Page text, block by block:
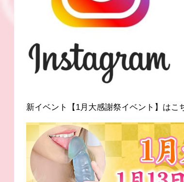
新イベント【1月大感謝祭イベント】はこ